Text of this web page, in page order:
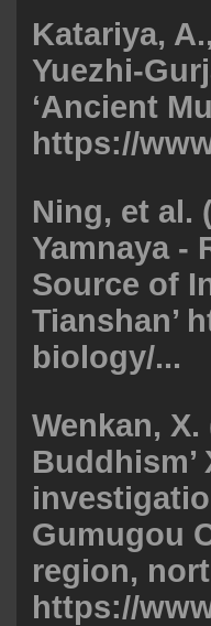
Katariya,
Yuezhi-
‘Ancient
https://
Ning, et al.
Yamnaya -
Source of
Tianshan’
biology/...
Wenkan, X.
Buddhism’
Gumugou
region,
https://